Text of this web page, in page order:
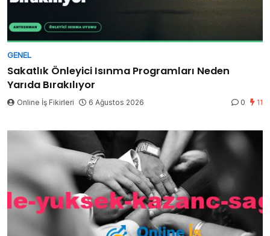
GENEL
Sakatlık Önleyici Isınma Programları Neden
Yarıda Bırakılıyor
Online İş Fikirleri 6 Ağustos 2026 0 11